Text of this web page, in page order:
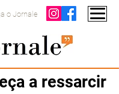
o Jornale
a ressarcir